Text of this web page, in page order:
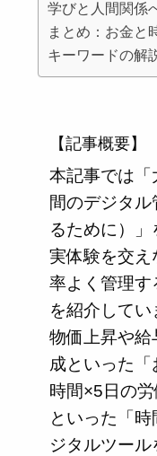
学びと人間関係
まとめ：お金と
キーワードの解
【記事概要】
本記事では
間のデジタル
るために）
実体験を交え
率よく管理
を紹介してい
物価上昇や給
成といった
時間×5日の
といった「
ジタルツー